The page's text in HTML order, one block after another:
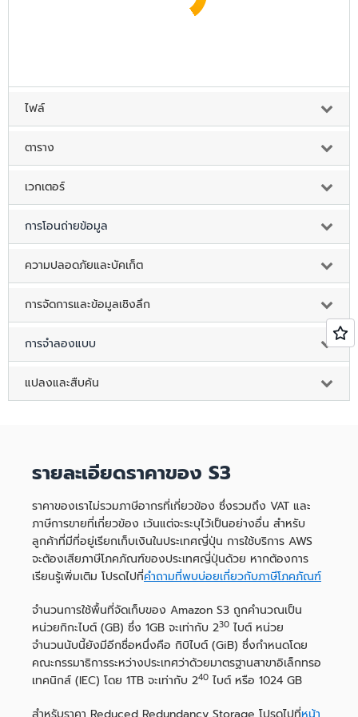
ไฟล์
ตาราง
เวกเตอร์
การโอนถ่ายข้อมูล
ความปลอดภัยและบัคเก็ต
การจัดการและข้อมูลเชิงลึก
การจำลองแบบ
แปลงและสืบค้น
รายละเอียดราคาของ S3
ราคาของเราไม่รวมภาษีอากรที่เกี่ยวข้อง ซึ่งรวมถึง VAT และ
ภาษีการขายที่เกี่ยวข้อง เว้นแต่จะระบุไว้เป็นอย่างอื่น สำหรับ
ลูกค้าที่มีที่อยู่เรียกเก็บเงินในประเทศญี่ปุ่น การใช้บริการ AWS
จะต้องเสียภาษีโภคภัณฑ์ของประเทศญี่ปุ่นด้วย หากต้องการ
เรียนรู้เพิ่มเติม โปรดไปที่คำถามที่พบบ่อยเกี่ยวกับภาษีโภคภัณฑ์
จำนวนการใช้พื้นที่จัดเก็บของ Amazon S3 ถูกคำนวณเป็น
หน่วยกิกะไบต์ (GB) ซึ่ง 1GB จะเท่ากับ 230 ไบต์ หน่วย
จำนวนนับนี้ยังมีอีกชื่อหนึ่งคือ กิบิไบต์ (GiB) ซึ่งกำหนดโดย
คณะกรรมาธิการระหว่างประเทศว่าด้วยมาตรฐานสาขาอิเล็กทรอ
เทคนิกส์ (IEC) โดย 1TB จะเท่ากับ 240 ไบต์ หรือ 1024 GB